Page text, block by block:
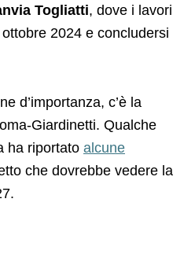
Togliatti, dove i lavori
2024 e concludersi
d’importanza, c’è la
Giardinetti. Qualche
ha riportato alcune
che dovrebbe vedere la